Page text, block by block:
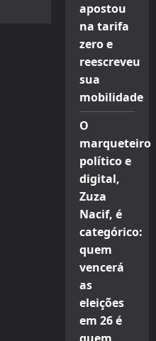
apostou
na tarifa
zero e
reescreveu
sua
mobilidade
O
marqueteiro
político e
digital,
Zuza
Nacif, é
categórico:
quem
vencerá
as
eleições
em 26 é